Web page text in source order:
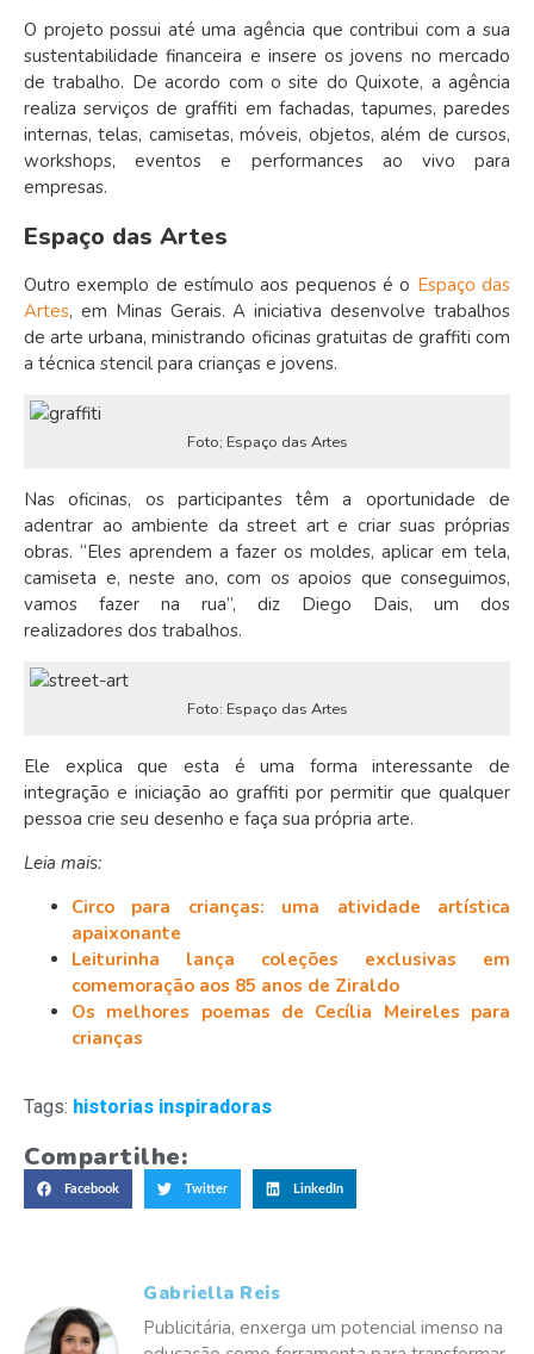
O projeto possui até uma agência que contribui com a sua
sustentabilidade financeira e insere os jovens no mercado
de trabalho. De acordo com o site do Quixote, a agência
realiza serviços de graffiti em fachadas, tapumes, paredes
internas, telas, camisetas, móveis, objetos, além de cursos,
workshops, eventos e performances ao vivo para
empresas.
Espaço das Artes
Outro exemplo de estímulo aos pequenos é o Espaço das
Artes, em Minas Gerais. A iniciativa desenvolve trabalhos
de arte urbana, ministrando oficinas gratuitas de graffiti com
a técnica stencil para crianças e jovens.
Foto; Espaço das Artes
Nas oficinas, os participantes têm a oportunidade de
adentrar ao ambiente da street art e criar suas próprias
obras. “Eles aprendem a fazer os moldes, aplicar em tela,
camiseta e, neste ano, com os apoios que conseguimos,
vamos fazer na rua”, diz Diego Dais, um dos
realizadores dos trabalhos.
Foto: Espaço das Artes
Ele explica que esta é uma forma interessante de
integração e iniciação ao graffiti por permitir que qualquer
pessoa crie seu desenho e faça sua própria arte.
Leia mais:
Circo para crianças: uma atividade artística
apaixonante
Leiturinha lança coleções exclusivas em
comemoração aos 85 anos de Ziraldo
Os melhores poemas de Cecília Meireles para
crianças
Tags: historias inspiradoras
Compartilhe:
Facebook Twitter LinkedIn
Gabriella Reis
Publicitária, enxerga um potencial imenso na